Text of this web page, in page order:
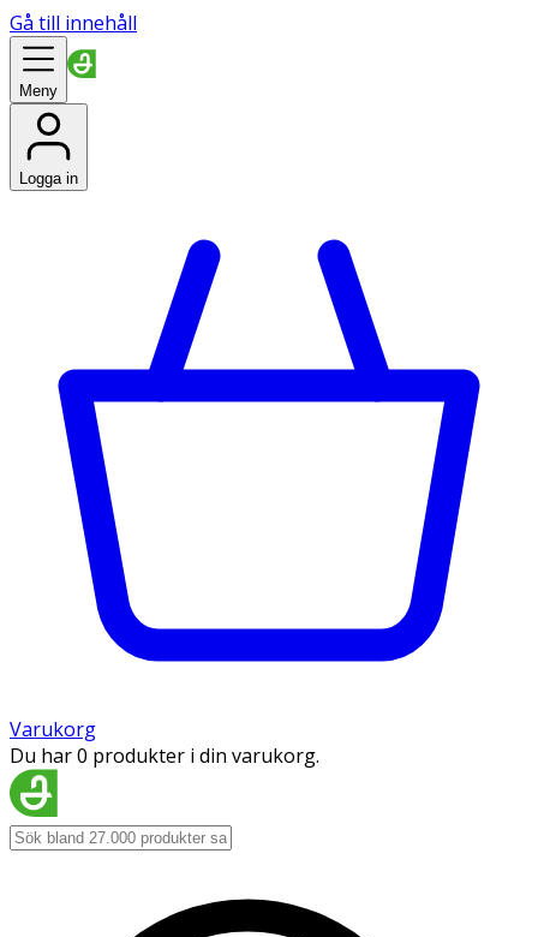
Gå till innehåll
Meny
Logga in
Varukorg
Du har 0 produkter i din varukorg.